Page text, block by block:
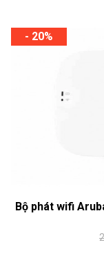
- 20%
Bộ phát wifi